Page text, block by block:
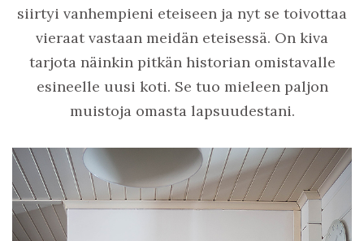
siirtyi vanhempieni eteiseen ja nyt se toivottaa
vieraat vastaan meidän eteisessä. On kiva
tarjota näinkin pitkän historian omistavalle
esineelle uusi koti. Se tuo mieleen paljon
muistoja omasta lapsuudestani.